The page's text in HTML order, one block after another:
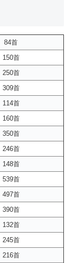
84首
150首
250首
309首
114首
160首
350首
246首
148首
539首
497首
390首
132首
245首
216首